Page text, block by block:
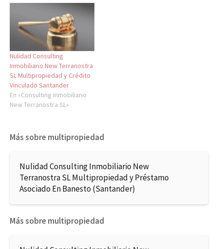
Nulidad Consulting
Inmobiliario New Terranostra
SL Multipropiedad y Crédito
Vinculado Santander
En «Consulting Inmobiliario
New Terranostra SL»
Más sobre multipropiedad
Nulidad Consulting Inmobiliario New
Terranostra SL Multipropiedad y Préstamo
Asociado En Banesto (Santander)
Más sobre multipropiedad